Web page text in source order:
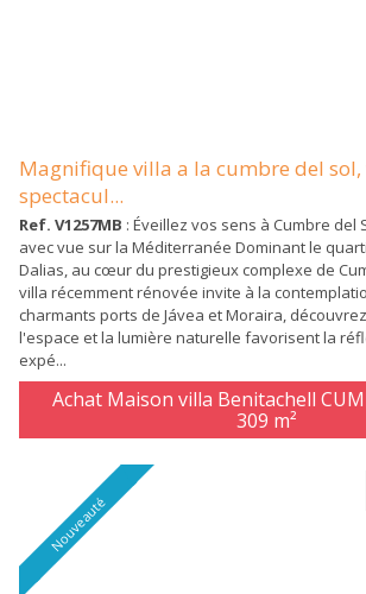
Magnifique villa a la cumbre del sol,
spectacul...
Ref. V1257MB : Éveillez vos sens à Cumbre del
avec vue sur la Méditerranée Dominant le
Dalias, au cœur du prestigieux complexe de
villa récemment rénovée invite à la
charmants ports de Jávea et Moraira,
l'espace et la lumière naturelle favorisent la
expé...
Achat Maison villa Benitachell
309 m²
Nouveauté